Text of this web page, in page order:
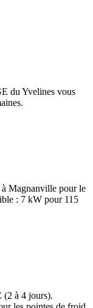
du Yvelines vous
Magnanville pour le
: 7 kW pour 115
(2 à 4 jours).